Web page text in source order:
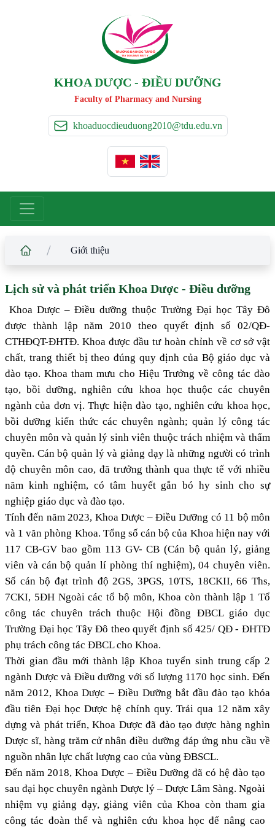
TRƯỜNG ĐẠI HỌC TÂY ĐÔ
TAY DO UNIVERSIT Y
KHOA DƯỢC - ĐIỀU DƯỠNG
Faculty of Pharmacy and Nursing
khoaduocdieuduong2010@tdu.edu.vn
/ Giới thiệu
Lịch sử và phát triển Khoa Dược - Điều dưỡng
Khoa Dược – Điều dưỡng thuộc Trường Đại học Tây Đô
được thành lập năm 2010 theo quyết định số 02/QĐ-
CTHĐQT-ĐHTĐ. Khoa được đầu tư hoàn chỉnh về cơ sở vật
chất, trang thiết bị theo đúng quy định của Bộ giáo dục và
đào tạo. Khoa tham mưu cho Hiệu Trưởng về công tác đào
tạo, bồi dưỡng, nghiên cứu khoa học thuộc các chuyên
ngành của đơn vị. Thực hiện đào tạo, nghiên cứu khoa học,
bồi dưỡng kiến thức các chuyên ngành; quản lý công tác
chuyên môn và quản lý sinh viên thuộc trách nhiệm và thẩm
quyền. Cán bộ quản lý và giảng dạy là những người có trình
độ chuyên môn cao, đã trưởng thành qua thực tế với nhiều
năm kinh nghiệm, có tâm huyết gắn bó hy sinh cho sự
nghiệp giáo dục và đào tạo.
Tính đến năm 2023, Khoa Dược – Điều Dưỡng có 11 bộ môn
và 1 văn phòng Khoa. Tổng số cán bộ của Khoa hiện nay với
117 CB-GV bao gồm 113 GV- CB (Cán bộ quản lý, giảng
viên và cán bộ quản lí phòng thí nghiệm), 04 chuyên viên.
Số cán bộ đạt trình độ 2GS, 3PGS, 10TS, 18CKII, 66 Ths,
7CKI, 5ĐH Ngoài các tổ bộ môn, Khoa còn thành lập 1 Tổ
công tác chuyên trách thuộc Hội đồng ĐBCL giáo dục
Trường Đại học Tây Đô theo quyết định số 425/ QĐ - ĐHTĐ
phụ trách công tác ĐBCL cho Khoa.
Thời gian đầu mới thành lập Khoa tuyển sinh trung cấp 2
ngành Dược và Điều dưỡng với số lượng 1170 học sinh. Đến
năm 2012, Khoa Dược – Điều Dưỡng bắt đầu đào tạo khóa
đầu tiên Đại học Dược hệ chính quy. Trải qua 12 năm xây
dựng và phát triển, Khoa Dược đã đào tạo được hàng nghìn
Dược sĩ, hàng trăm cử nhân điều dưỡng đáp ứng nhu cầu về
nguồn nhân lực chất lượng cao của vùng ĐBSCL.
Đến năm 2018, Khoa Dược – Điều Dưỡng đã có hệ đào tạo
sau đại học chuyên ngành Dược lý – Dược Lâm Sàng. Ngoài
nhiệm vụ giảng dạy, giảng viên của Khoa còn tham gia
công tác đoàn thể và nghiên cứu khoa học để nâng cao